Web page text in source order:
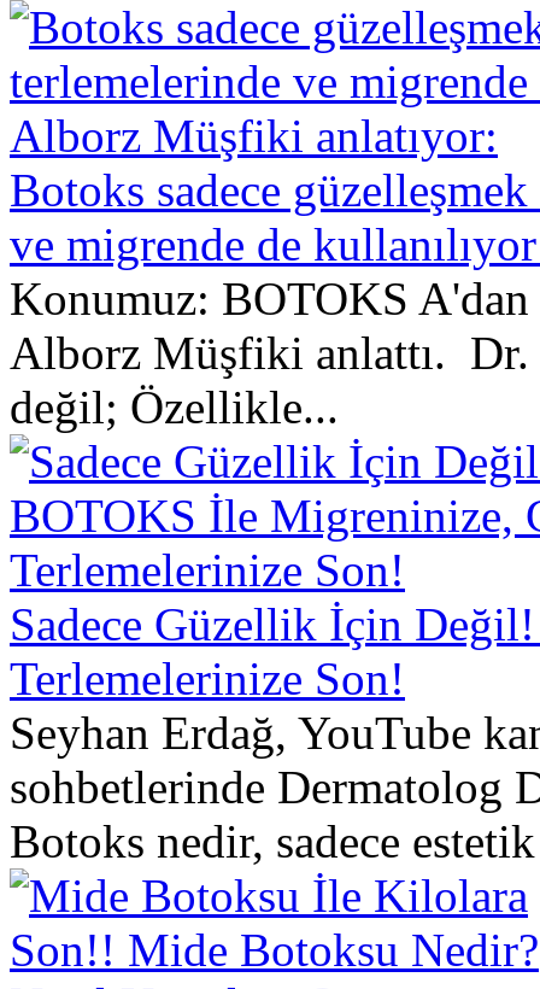
Botoks sadece
ve migrende de
Konumuz: BOTOKS
Alborz Müşfiki anlattı.
değil; Özellikle...
Sadece Güzellik İçin
Terlemelerinize Son!
Seyhan Erdağ, YouTube
sohbetlerinde Dermatolog
Botoks nedir, sadece